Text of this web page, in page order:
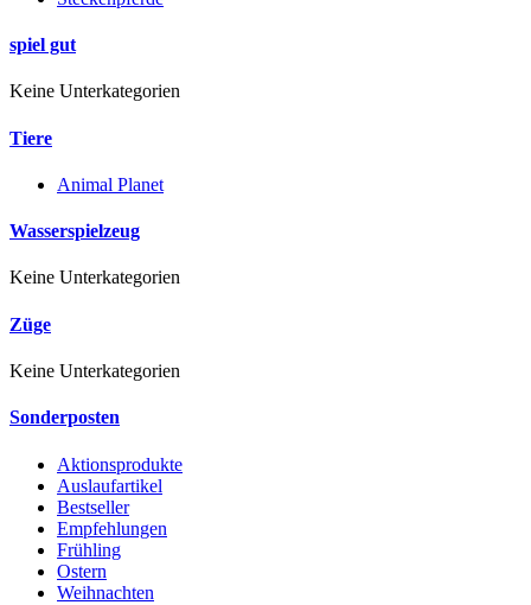
spiel gut
Keine Unterkategorien
Tiere
Animal Planet
Wasserspielzeug
Keine Unterkategorien
Züge
Keine Unterkategorien
Sonderposten
Aktionsprodukte
Auslaufartikel
Bestseller
Empfehlungen
Frühling
Ostern
Weihnachten